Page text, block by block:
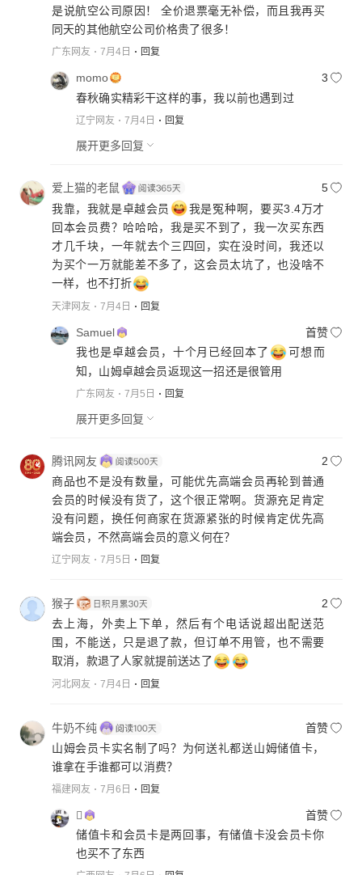
是说航空公司原因！ 全价退票毫无补偿，而且我再买
同天的其他航空公司价格贵了很多！
广东网友 7月4日 回复
momo
3
春秋确实精彩干这样的事，我以前也遇到过
辽宁网友 7月4日 回复
展开更多回复
爱上猫的老鼠
5
我靠，我就是卓越会员
我是冤种啊，要买3.4万才
回本会员费？哈哈哈，我是买不到了，我一次买东西
才几千块，一年就去个三四回，实在没时间，我还以
为买个一万就能差不多了，这会员太坑了，也没啥不
一样，也不打折
天津网友 7月4日 回复
Samuel
首赞
我也是卓越会员，十个月已经回本了
可想而
知，山姆卓越会员返现这一招还是很管用
广东网友 7月5日 回复
展开更多回复
腾讯网友
2
商品也不是没有数量，可能优先高端会员再轮到普通
会员的时候没有货了，这个很正常啊。货源充足肯定
没有问题，换任何商家在货源紧张的时候肯定优先高
端会员，不然高端会员的意义何在？
辽宁网友 7月5日 回复
猴子
2
去上海，外卖上下单，然后有个电话说超出配送范
围，不能送，只是退了款，但订单不用管，也不需要
取消，款退了人家就提前送达了
河北网友 7月4日 回复
牛奶不纯
首赞
山姆会员卡实名制了吗？为何送礼都送山姆储值卡，
谁拿在手谁都可以消费？
福建网友 7月6日 回复

首赞
储值卡和会员卡是两回事，有储值卡没会员卡你
也买不了东西